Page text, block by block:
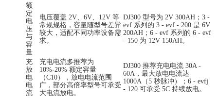
额
定
电
压
与
容
量
电压覆盖 2V、6V、12V 等
常规规格，容量随型号差异
较大，适配不同功率设备需
求。
DJ300 型号为 2V 300AH；3 -
evf 系列的 3 - evf - 200 是 6V
200AH；6 - evf 系列的 6 - evf
- 150 为 12V 150AH。
充
放
电
电
流
充电电流多推荐为
10%-20% 额定容量
（C10），放电电流范围
广，部分高倍率型号可承受
大电流放电。
DJ300 推荐充电电流 30A -
60A，最大放电电流达
1000A（5 秒脉冲）；6 - evfj
- 120 可承受 5C 持续放电。